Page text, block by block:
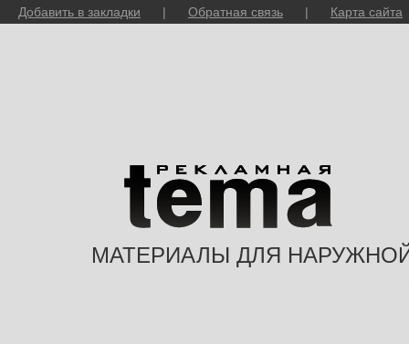
Добавить в закладки | Обратная связь | Карта сайта
МАТЕРИАЛЫ ДЛЯ